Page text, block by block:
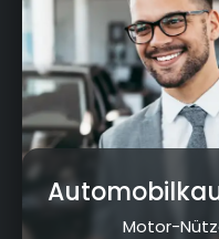
Motor-